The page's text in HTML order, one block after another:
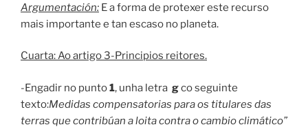
Argumentación: E a forma de protexer este recurso
mais importante e tan escaso no planeta.
Cuarta: Ao artigo 3-Principios reitores.
-Engadir no punto1, unha letra gco seguinte
texto:Medidas compensatorias para os titulares das
terras que contribúan a loita contra o cambio climático”